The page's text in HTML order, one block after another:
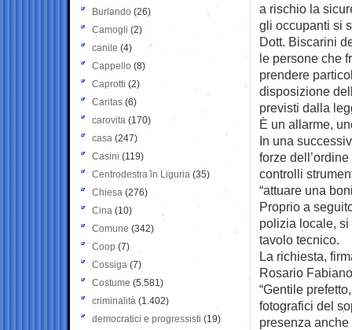
a rischio la
gli occupanti si
Dott. Biscarini
le persone che
prendere
disposizione
previsti dalla
È un allarme,
In una
forze
controlli
“attuare una
Proprio a
polizia locale,
tavolo tecnico.
La richiesta,
Rosario
“Gentile
fotografici del
presenza
Burlando (26)
Camogli (2)
canile (4)
Cappello (8)
Caprotti (2)
Caritas (6)
carovita (170)
casa (247)
Casini (119)
Centrodestra in Liguria (35)
Chiesa (276)
Cina (10)
Comune (342)
Coop (7)
Cossiga (7)
Costume (5.581)
criminalità (1.402)
democratici e progressisti (19)